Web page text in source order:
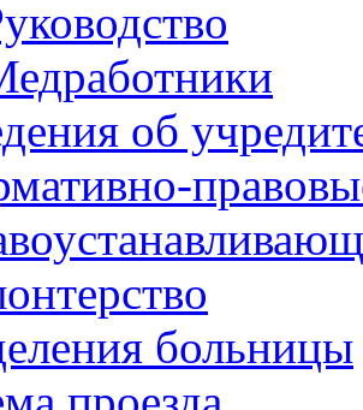
об
больницы